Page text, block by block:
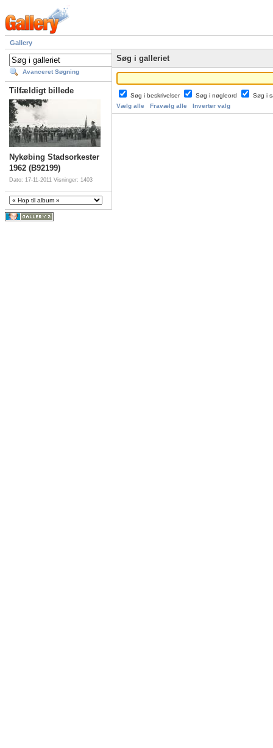
Gallery
Avanceret Søgning
Tilfældigt billede
Nykøbing Stadsorkester
1962 (B92199)
Dato: 17-11-2011 Visninger: 1403
Søg i galleriet
Søg i beskrivelser Søg i nøgleord
Søg i
Vælg alle
Fravælg alle Inverter valg